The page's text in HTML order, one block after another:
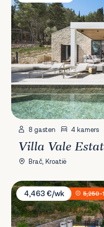
8 gasten 4 kamers
Villa Vale
Brač, Kroatië
Villa Mladenka
4,463 €/wk
5,250-